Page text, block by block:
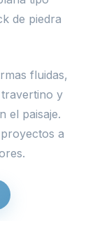
de piedra
fluidas,
y
el paisaje.
a